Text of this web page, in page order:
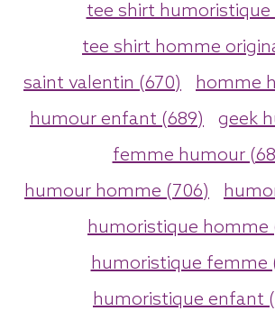
tee shirt humoristique
tee shirt homme
saint valentin (670)
homme
humour enfant (689)
geek
femme humour
humour homme (706)
humoristique homme
humoristique femme
humoristique enfant